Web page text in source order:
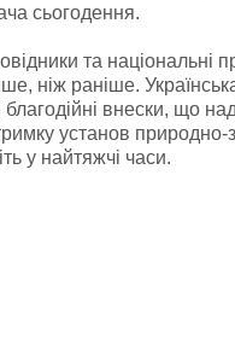
сьогодення.
та національні
ніж раніше.
благодійні внески, що
установ
у найтяжчі часи.